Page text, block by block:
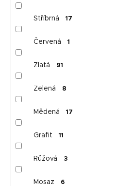
Stříbrná 17
Červená 1
Zlatá 91
Zelená 8
Mědená 17
Grafit 11
Růžová 3
Mosaz 6